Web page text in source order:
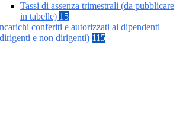
Tassi di assenza trimestrali (da pubblicare
in tabelle) 15
conferiti e autorizzati ai dipendenti
e non dirigenti) 115